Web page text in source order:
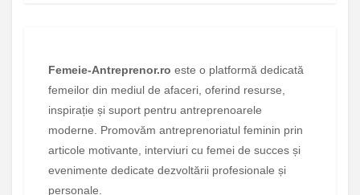
Femeie-Antreprenor.ro este o platformă dedicată
femeilor din mediul de afaceri, oferind resurse,
inspirație și suport pentru antreprenoarele
moderne. Promovăm antreprenoriatul feminin prin
articole motivante, interviuri cu femei de succes și
evenimente dedicate dezvoltării profesionale și
personale.